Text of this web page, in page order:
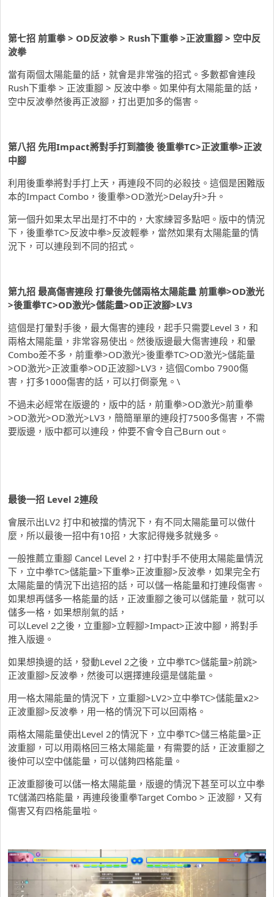
第七招 前重拳 > OD反波拳 > Rush下重拳 >正波重腳 > 空中反
波拳
當有兩個太陽能量的話，就會是非常強的招式。多數都會連段
Rush下重拳 > 正波重腳 > 反波中拳。如果仲有太陽能量的話，
空中反波拳然後再正波腳，打出更加多的傷害。
第八招 先用Impact將對手打到牆後 後重拳TC>正波重拳>正波
中腳
利用後重拳將對手打上天，再連段不同的必殺技。這個是困難版
本的Impact Combo，後重拳>OD激光>Delay升>升。
第一個升如果太早出是打不中的，大家練習多點吧。版中的情況
下，後重拳TC>反波中拳>反波輕拳，當然如果有太陽能量的情
況下，可以連段到不同的招式。
第九招 最高傷害連段 打暈後先儲兩格太陽能量 前重拳>OD激光
>後重拳TC>OD激光>儲能量>OD正波腳>LV3
這個是打暈對手後，最大傷害的連段，起手只需要Level 3，和
兩格太陽能量，非常容易使出。然後版邊最大傷害連段，和暈
Combo差不多，前重拳>OD激光>後重拳TC>OD激光>儲能量
>OD激光>正波重拳>OD正波腳>LV3，這個Combo 7900傷
害，打多1000傷害的話，可以打倒豪鬼。\
不過未必經常在版邊的，版中的話，前重拳>OD激光>前重拳
>OD激光>OD激光>LV3，簡簡單單的連段打7500多傷害，不需
要版邊，版中都可以連段，仲要不會令自己Burn out。
最後一招 Level 2連段
會展示出LV2 打中和被擋的情況下，有不同太陽能量可以做什
麼，所以最後一招中有10招，大家記得幾多就幾多。
一般推薦立重腳 Cancel Level 2，打中對手不使用太陽能量情況
下，立中拳TC>儲能量>下重拳>正波重腳>反波拳，如果完全冇
太陽能量的情況下出這招的話，可以儲一格能量和打連段傷害。
如果想再儲多一格能量的話，正波重腳之後可以儲能量，就可以
儲多一格，如果想削氣的話，
可以Level 2之後，立重腳>立輕腳>Impact>正波中腳，將對手
推入版邊。
如果想換邊的話，發動Level 2之後，立中拳TC>儲能量>前跳>
正波重腳>反波拳，然後可以選擇連段還是儲能量。
用一格太陽能量的情況下，立重腳>LV2>立中拳TC>儲能量x2>
正波重腳>反波拳，用一格的情況下可以回兩格。
兩格太陽能量使出Level 2的情況下，立中拳TC>儲三格能量>正
波重腳，可以用兩格回三格太陽能量，有需要的話，正波重腳之
後仲可以空中儲能量，可以儲夠四格能量。
正波重腳後可以儲一格太陽能量，版邊的情況下甚至可以立中拳
TC儲滿四格能量，再連段後重拳Target Combo > 正波腳，又有
傷害又有四格能量啦。